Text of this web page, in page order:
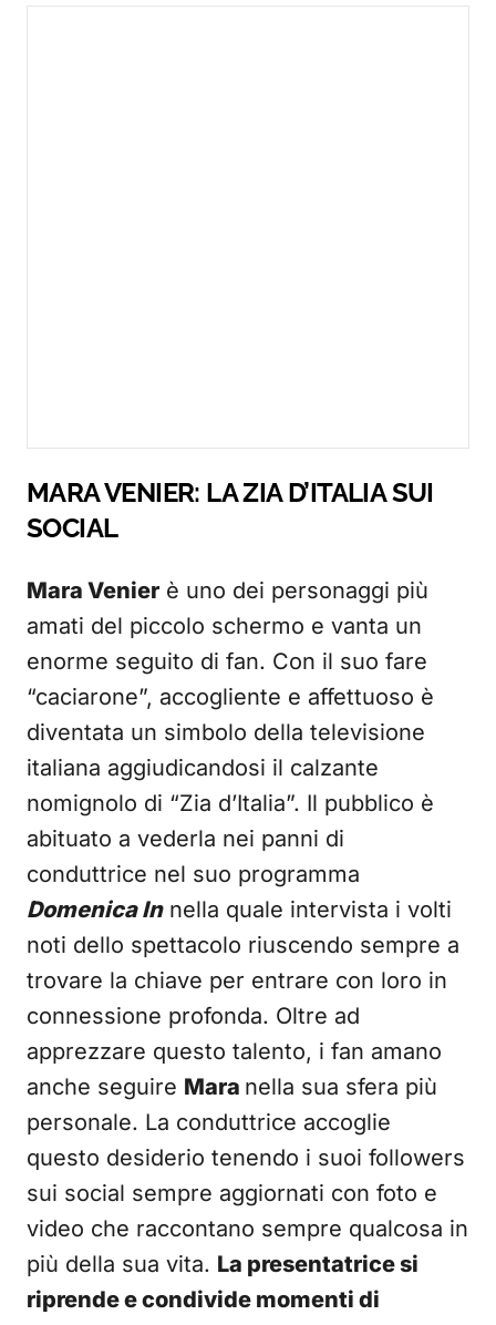
MARA VENIER: LA ZIA D’ITALIA SUI
SOCIAL
Mara Venier è uno dei personaggi più
amati del piccolo schermo e vanta un
enorme seguito di fan. Con il suo fare
“caciarone”, accogliente e affettuoso è
diventata un simbolo della televisione
italiana aggiudicandosi il calzante
nomignolo di “Zia d’Italia”. Il pubblico è
abituato a vederla nei panni di
conduttrice nel suo programma
Domenica Innella quale intervista i volti
noti dello spettacolo riuscendo sempre a
trovare la chiave per entrare con loro in
connessione profonda. Oltre ad
apprezzare questo talento, i fan amano
anche seguire Mara nella sua sfera più
personale. La conduttrice accoglie
questo desiderio tenendo i suoi followers
sui social sempre aggiornati con foto e
video che raccontano sempre qualcosa in
più della sua vita. La presentatrice si
riprende e condivide momenti di